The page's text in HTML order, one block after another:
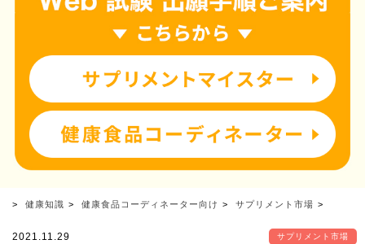
健康知識 健康食品コーディネーター向け サプリメント市場
2021.11.29 サプリメント市場